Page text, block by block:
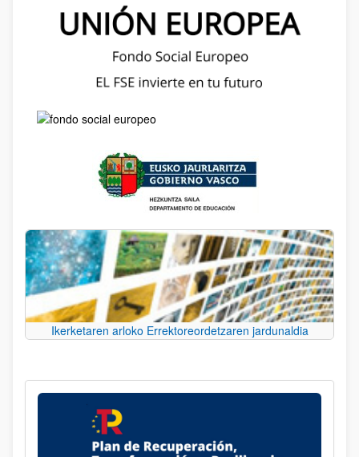
Ikerketaren arloko Errektoreordetzaren jardunaldia